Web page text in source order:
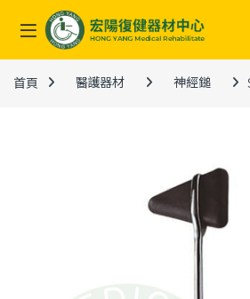
Skip to navigation
Skip to content
首頁 醫護器材 神經鎚